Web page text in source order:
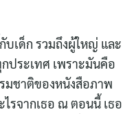
เด็ก รวมถึงผู้ใหญ่ และ
ประเทศ เพราะมันคือ
มชาติของหนังสือภาพ
รจากเธอ ณ ตอนนี้ เธอ